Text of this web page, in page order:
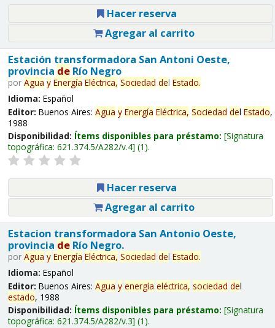
Hacer reserva
Agregar al carrito
Estación transformadora San Antoni Oeste,
provincia deRío Negro
por Agua y Energía Eléctrica, Sociedad del Estado.
Idioma: Español
Editor: Buenos Aires: Agua y Energía Eléctrica, Sociedad del Estado,
1988
Disponibilidad: Ítems disponibles para préstamo: Signatura
topográfica: 621.374.5/A282/v.4 (1).
Hacer reserva
Agregar al carrito
Estacion transformadora San Antonio Oeste,
provincia deRío Negro.
por Agua y Energía Eléctrica, Sociedad del Estado.
Idioma: Español
Editor: Buenos Aires: Agua y energía eléctrica, sociedad del
estado, 1988
Disponibilidad: Ítems disponibles para préstamo: Signatura
topográfica: 621.374.5/A282/v.3 (1).